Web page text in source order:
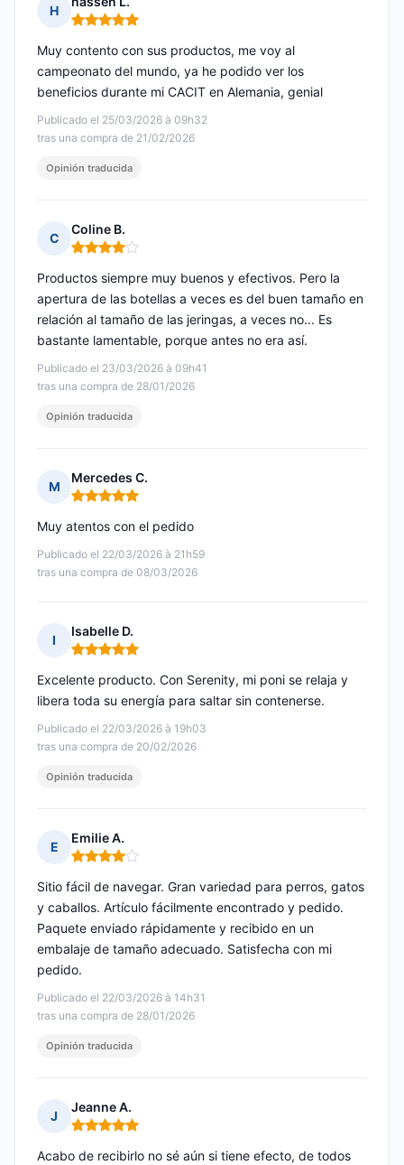
H
Nota: 5 de 5
Publicado el 25/03/2026 à 09h32
tras una compra de 21/02/2026
Muy contento con sus productos, me voy al
campeonato del mundo, ya he podido ver los
beneficios durante mi CACIT en Alemania, genial
Opinión traducida
C
Coline B.
Nota: 4 de 5
Publicado el 23/03/2026 à 09h41
tras una compra de 28/01/2026
Productos siempre muy buenos y efectivos. Pero la
apertura de las botellas a veces es del buen tamaño en
relación al tamaño de las jeringas, a veces no... Es
bastante lamentable, porque antes no era así.
Opinión traducida
M
Mercedes C.
Nota: 5 de 5
Publicado el 22/03/2026 à 21h59
tras una compra de 08/03/2026
Muy atentos con el pedido
I
Isabelle D.
Nota: 5 de 5
Publicado el 22/03/2026 à 19h03
tras una compra de 20/02/2026
Excelente producto. Con Serenity, mi poni se relaja y
libera toda su energía para saltar sin contenerse.
Opinión traducida
E
Emilie A.
Nota: 4 de 5
Publicado el 22/03/2026 à 14h31
tras una compra de 28/01/2026
Sitio fácil de navegar. Gran variedad para perros, gatos
y caballos. Artículo fácilmente encontrado y pedido.
Paquete enviado rápidamente y recibido en un
embalaje de tamaño adecuado. Satisfecha con mi
pedido.
Opinión traducida
J
Jeanne A.
Nota: 5 de 5
Acabo de recibirlo no sé aún si tiene efecto, de todos